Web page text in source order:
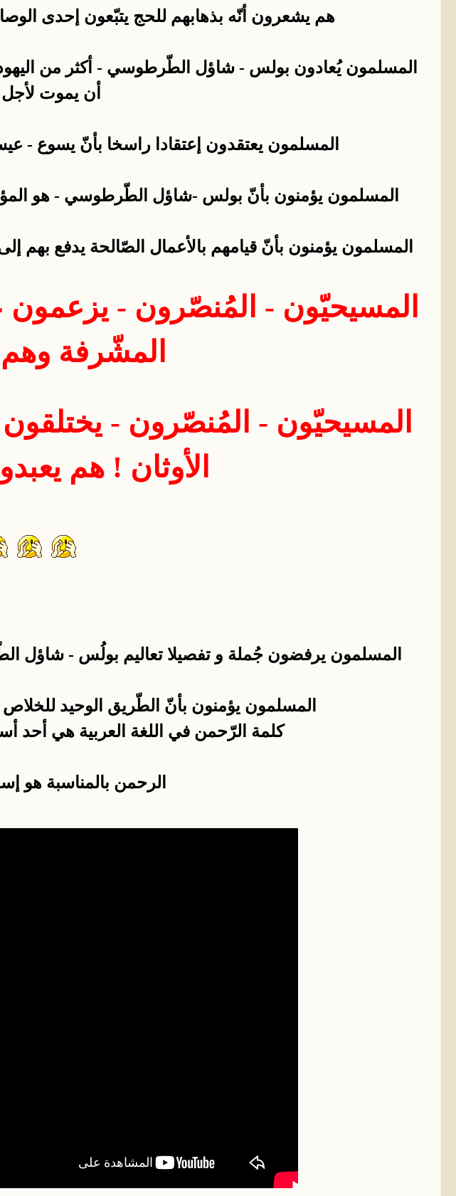
هم يشعرون أنّه بذهابهم للحج يتبّعون إحدى
المسلمون يُعادون بولس - شاؤل الطّرطوسي - أكثر من
أن يموت
المسلمون يعتقدون إعتقادا راسخا بأنّ يسوع -
المسلمون يؤمنون بأنّ بولس -شاؤل الطّرطوسي - هو
المسلمون يؤمنون بأنّ قيامهم بالأعمال الصّالحة يدفع بهم
المسيحيّون - المُنصّرون - يزعمون
المشّرفة
المسيحيّون - المُنصّرون -
الأوثان ! هم
المسلمون يرفضون جُملة و تفصيلا تعاليم بولُس - شاؤل
المسلمون يؤمنون بأنّ الطّريق الوحيد
كلمة الرّحمن في اللغة العربية هي أحد
الرحمن بالمناسبة هو